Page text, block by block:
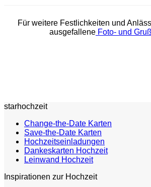
Für weitere Festlichkeiten und
ausgefallene Foto- und
starhochzeit
Change-the-Date Karten
Save-the-Date Karten
Hochzeitseinladungen
Dankeskarten Hochzeit
Leinwand Hochzeit
Inspirationen zur Hochzeit